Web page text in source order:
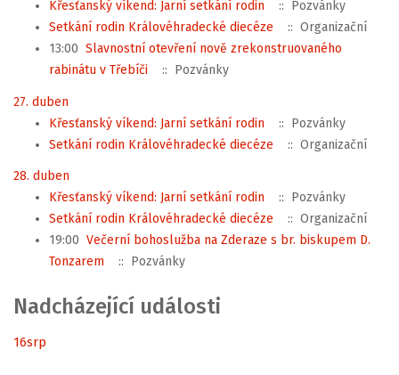
Křesťanský víkend: Jarní setkání rodin
:: Pozvánky
Setkání rodin Královéhradecké diecéze
:: Organizační
13:00 Slavnostní otevření nově zrekonstruovaného
rabinátu v Třebíči
:: Pozvánky
27. duben
Křesťanský víkend: Jarní setkání rodin
:: Pozvánky
Setkání rodin Královéhradecké diecéze
:: Organizační
28. duben
Křesťanský víkend: Jarní setkání rodin
:: Pozvánky
Setkání rodin Královéhradecké diecéze
:: Organizační
19:00 Večerní bohoslužba na Zderaze s br. biskupem D.
Tonzarem
:: Pozvánky
Nadcházející události
16srp